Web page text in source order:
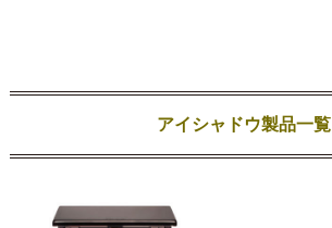
アイシャドウ製品一覧